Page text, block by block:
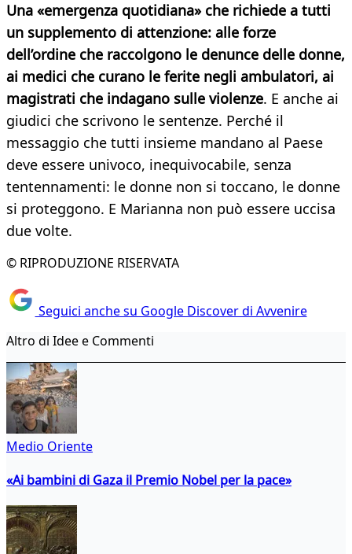
Una «emergenza quotidiana» che richiede a tutti
un supplemento di attenzione: alle forze
dell’ordine che raccolgono le denunce delle donne,
ai medici che curano le ferite negli ambulatori, ai
magistrati che indagano sulle violenze. E anche ai
giudici che scrivono le sentenze. Perché il
messaggio che tutti insieme mandano al Paese
deve essere univoco, inequivocabile, senza
tentennamenti: le donne non si toccano, le donne
si proteggono. E Marianna non può essere uccisa
due volte.
© RIPRODUZIONE RISERVATA
Seguici anche su Google Discover di Avvenire
Altro di Idee e Commenti
Medio Oriente
«Ai bambini di Gaza il Premio Nobel per la pace»